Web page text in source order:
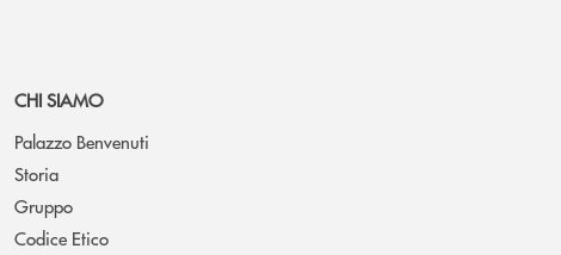
CHI SIAMO
Palazzo Benvenuti
Storia
Gruppo
Codice Etico